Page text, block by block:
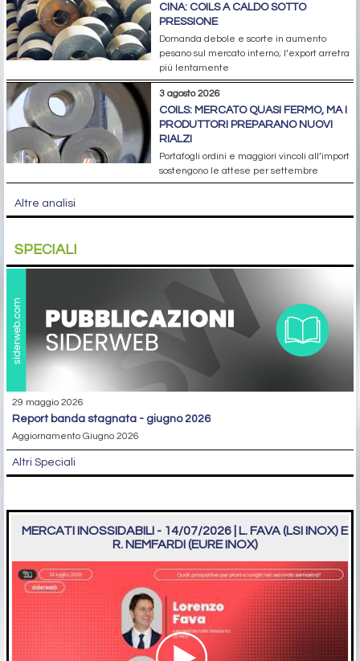
CINA: COILS A CALDO SOTTO
PRESSIONE
Domanda debole e scorte in aumento
pesano sul mercato interno; l’export arretra
più lentamente
3 agosto 2026
COILS: MERCATO QUASI FERMO, MA I
PRODUTTORI PREPARANO NUOVI
RIALZI
Portafogli ordini e maggiori vincoli all’import
sostengono le attese per settembre
Altre analisi
SPECIALI
29 maggio 2026
report banda stagnata - giugno 2026
Aggiornamento Giugno 2026
Altri Speciali
MERCATI INOSSIDABILI - 14/07/2026 | L. FAVA (LSI INOX) E
R. NEMFARDI (EURE INOX)